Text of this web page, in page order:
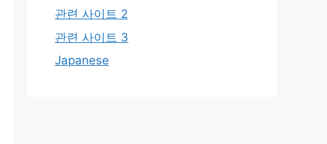
관련 사이트 2
관련 사이트 3
Japanese